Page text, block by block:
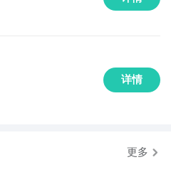
详情
更多